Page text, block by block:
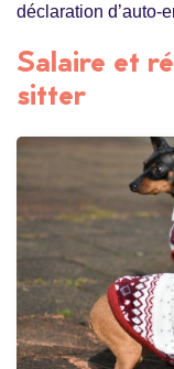
déclaration d’auto-
Salaire et
sitter